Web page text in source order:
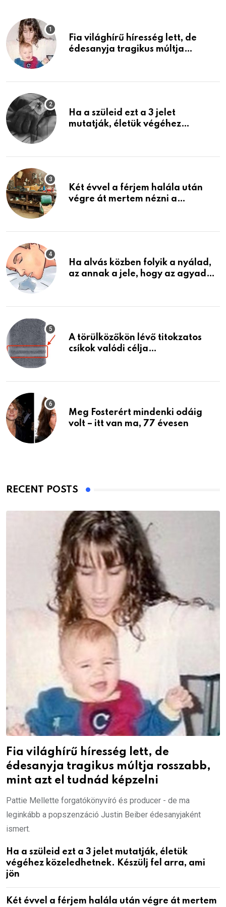
Fia világhírű híresség lett, de
édesanyja tragikus múltja
Ha a szüleid ezt a 3 jelet
mutatják, életük végéhez
Két évvel a férjem halála után
végre át mertem nézni a
életemet
Ha alvás közben folyik a nyálad,
az annak a jele, hogy az agyad…
A törülközőkön lévő titokzatos
csíkok valódi célja…
Meg Fosterért mindenki odáig
volt – itt van ma, 77 évesen
RECENT POSTS
Fia világhírű híresség lett, de
édesanyja tragikus múltja rosszabb,
mint azt el tudnád képzelni
Pattie Mellette forgatókönyvíró és producer - de ma
leginkább a popszenzáció Justin Beiber édesanyjaként
ismert.
Ha a szüleid ezt a 3 jelet mutatják, életük
végéhez közeledhetnek. Készülj fel arra, ami
jön
Két évvel a férjem halála után végre át mertem